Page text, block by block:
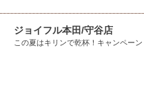
ジョイフル本田/守谷店
この夏はキリンで乾杯！キャンペーン